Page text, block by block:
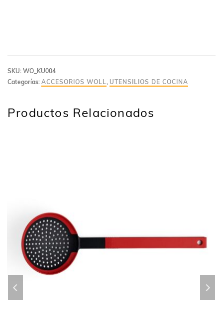
SKU: WO_KU004
Categorías: ACCESORIOS WOLL , UTENSILIOS DE COCINA
Productos Relacionados